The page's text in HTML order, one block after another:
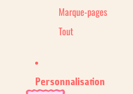
Marque-pages
Tout
Personnalisation